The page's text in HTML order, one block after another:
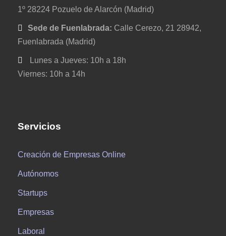
1º 28224 Pozuelo de Alarcón (Madrid)
Sede de Fuenlabrada: Calle Cerezo, 21 28942,
Fuenlabrada (Madrid)
Lunes a Jueves: 10h a 18h
Viernes: 10h a 14h
Servicios
Creación de Empresas Online
Autónomos
Startups
Empresas
Laboral